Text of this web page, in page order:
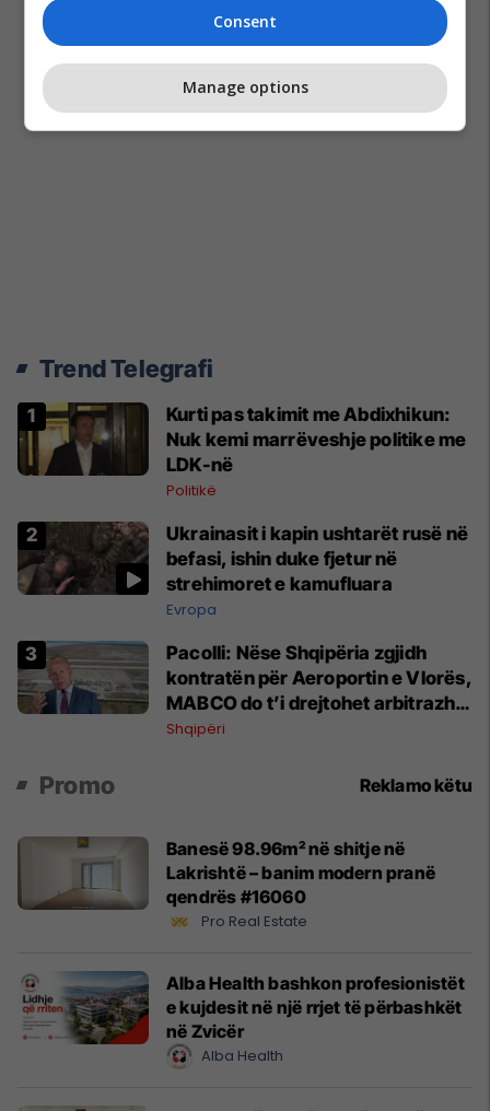
Trend Telegrafi
Kurti pas takimit me Abdixhikun:
Nuk kemi marrëveshje politike me
LDK-në
Politikë
Ukrainasit i kapin ushtarët rusë në
befasi, ishin duke fjetur në
strehimoret e kamufluara
Evropa
Pacolli: Nëse Shqipëria zgjidh
kontratën për Aeroportin e Vlorës,
MABCO do t’i drejtohet arbitrazhit
ndërkombëtar
Shqipëri
Promo Reklamo këtu
Banesë 98.96m² në shitje në
Lakrishtë – banim modern pranë
qendrës #16060
Pro Real Estate
Alba Health bashkon profesionistët
e kujdesit në një rrjet të përbashkët
në Zvicër
Alba Health
Consent
Manage options